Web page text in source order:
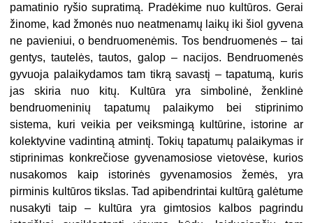
pamatinio ryšio supratimą. Pradėkime nuo kultūros. Gerai
žinome, kad žmonės nuo neatmenamų laikų iki šiol gyvena
ne pavieniui, o bendruomenėmis. Tos bendruomenės – tai
gentys, tautelės, tautos, galop – nacijos. Bendruomenės
gyvuoja palaikydamos tam tikrą savastį – tapatumą, kuris
jas skiria nuo kitų. Kultūra yra simbolinė, ženklinė
bendruomeninių tapatumų palaikymo bei stiprinimo
sistema, kuri veikia per veiksmingą kultūrine, istorine ar
kolektyvine vadintiną atmintį. Tokių tapatumų palaikymas ir
stiprinimas konkrečiose gyvenamosiose vietovėse, kurios
nusakomos kaip istorinės gyvenamosios žemės, yra
pirminis kultūros tikslas. Tad apibendrintai kultūrą galėtume
nusakyti taip – kultūra yra gimtosios kalbos pagrindu